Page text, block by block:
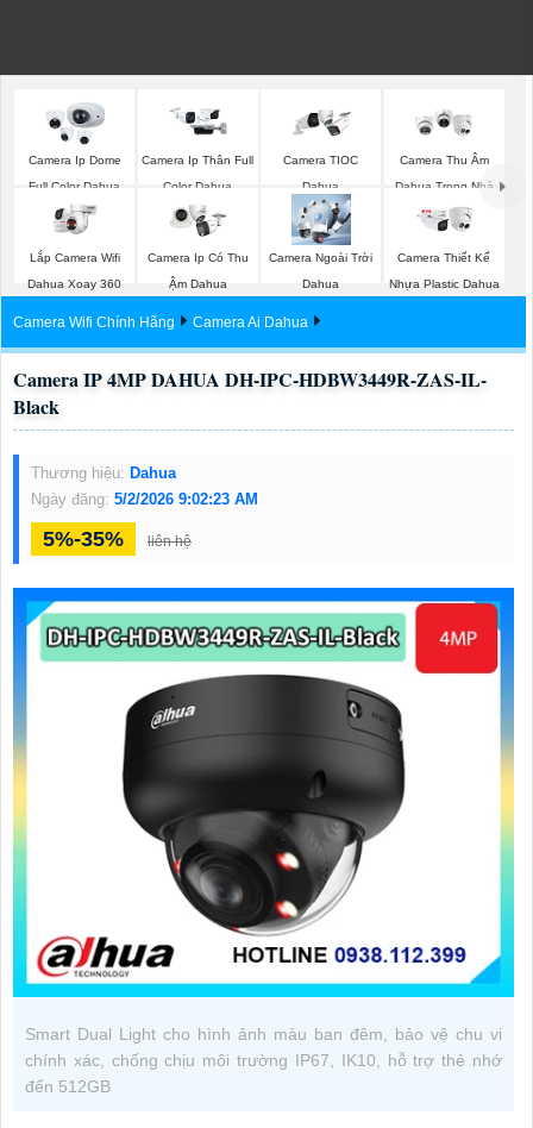
Camera Ip Dome
Full Color Dahua
Camera Ip Thân Full
Color Dahua
Camera TIOC
Dahua
Camera Thu Âm
Dahua Trong Nhà
Lắp Camera Wifi
Dahua Xoay 360
Camera Ip Có Thu
Ậm Dahua
Camera Ngoài Trời
Dahua
Camera Thiết Kế
Nhựa Plastic Dahua
Camera Wifi Chính Hãng Camera Ai Dahua
Camera IP 4MP DAHUA DH-IPC-HDBW3449R-ZAS-IL-
Black
Thương hiệu: Dahua
Ngày đăng: 5/2/2026 9:02:23 AM
5%-35% liên hệ
Smart Dual Light cho hình ảnh màu ban đêm, bảo vệ chu vi
chính xác, chống chịu môi trường IP67, IK10, hỗ trợ thẻ nhớ
đến 512GB